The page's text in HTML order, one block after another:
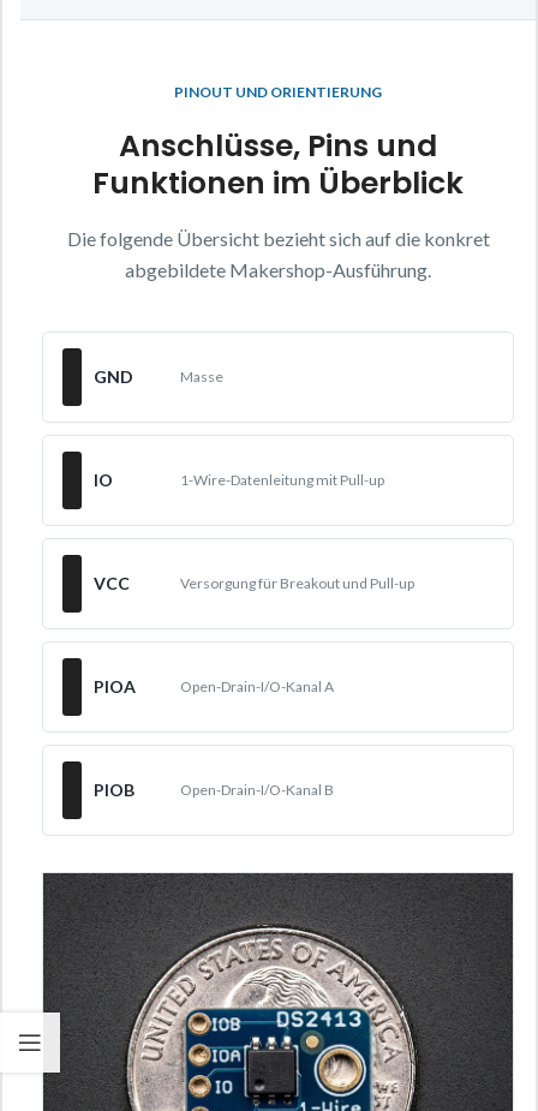
PINOUT UND ORIENTIERUNG
Anschlüsse, Pins und
Funktionen im Überblick
Die folgende Übersicht bezieht sich auf die konkret
abgebildete Makershop-Ausführung.
GND Masse
IO 1-Wire-Datenleitung mit Pull-up
VCC Versorgung für Breakout und Pull-up
PIOA Open-Drain-I/O-Kanal A
PIOB Open-Drain-I/O-Kanal B